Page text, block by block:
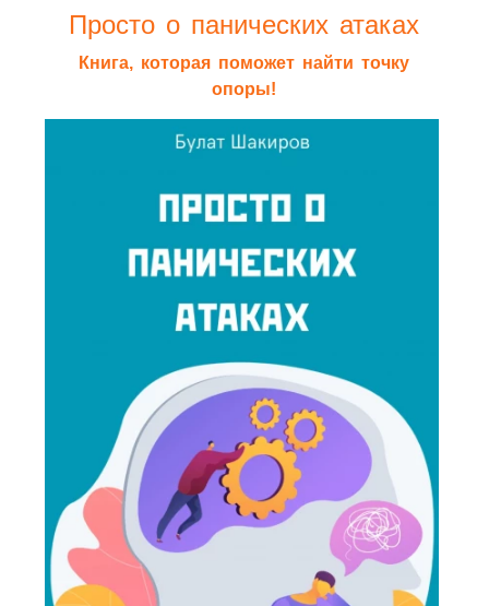
Просто о панических атаках
Книга, которая поможет найти точку
опоры!